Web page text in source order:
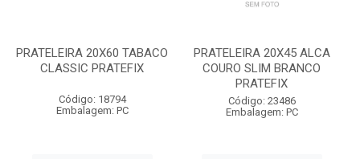
PRATELEIRA 20X60 TABACO
CLASSIC PRATEFIX
Código: 18794
Embalagem: PC
PRATELEIRA 20X45 ALCA
COURO SLIM BRANCO
PRATEFIX
Código: 23486
Embalagem: PC